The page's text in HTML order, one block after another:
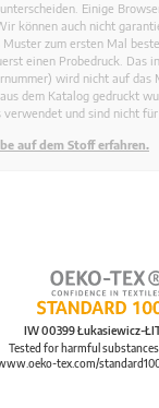
Einige
können auch nicht
zum ersten Mal
einen Probedruck. Das
wird nicht auf
dem Katalog gedruckt
verwendet und sind nicht
auf dem Stoff erfahren.
IW 00399 Łukasiewicz-
Tested for harmful substances.
tex.com/